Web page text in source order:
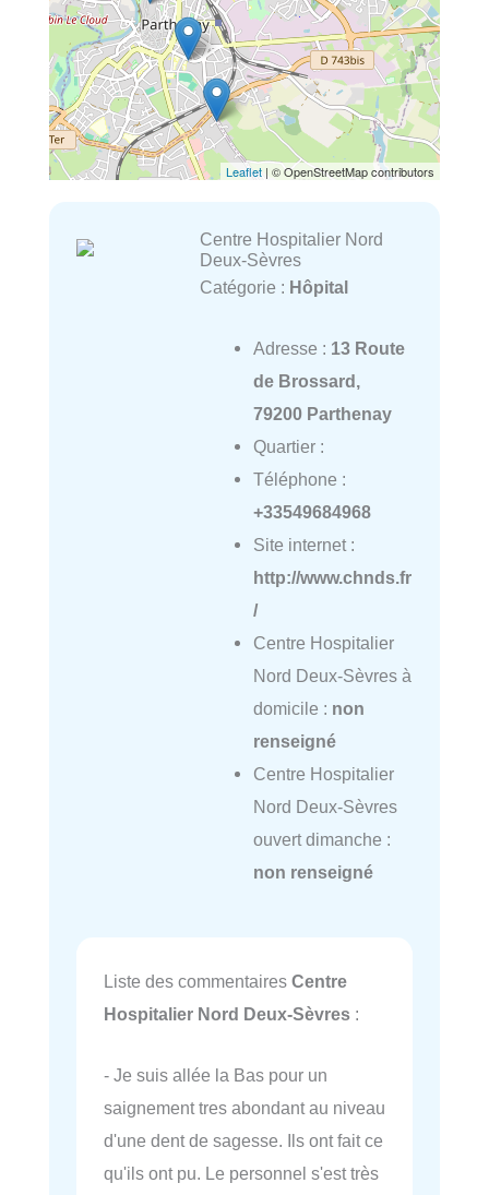
Leaflet | © OpenStreetMap contributors
Centre Hospitalier Nord
Deux-Sèvres
Catégorie : Hôpital
Adresse : 13 Route
de Brossard,
79200 Parthenay
Quartier :
Téléphone :
+33549684968
Site internet :
http://www.chnds.fr
/
Centre Hospitalier
Nord Deux-Sèvres à
domicile : non
renseigné
Centre Hospitalier
Nord Deux-Sèvres
ouvert dimanche :
non renseigné
Liste des commentaires Centre
Hospitalier Nord Deux-Sèvres :
- Je suis allée la Bas pour un
saignement tres abondant au niveau
d'une dent de sagesse. Ils ont fait ce
qu'ils ont pu. Le personnel s'est très